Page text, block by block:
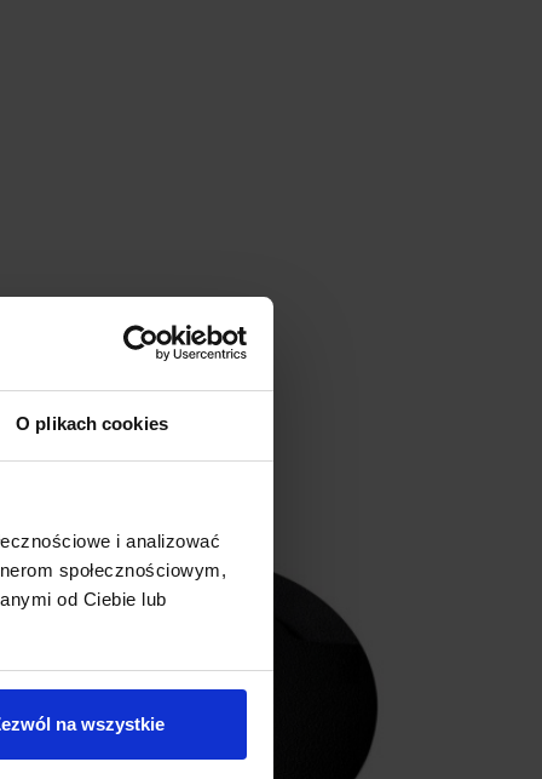
O plikach cookies
i analizować
społecznościowym,
od Ciebie lub
na wszystkie